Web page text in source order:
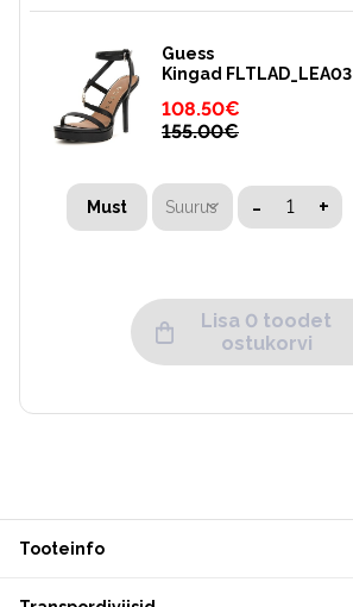
Guess
Kingad FLTLAD_LEA03
108.50€
155.00€
Must Suurus - +
Lisa 0 toodet
ostukorvi
Tooteinfo